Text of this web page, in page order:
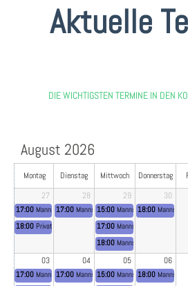
Aktuelle
DIE WICHTIGSTEN TERMINE IN DEN
August 2026
Montag Dienstag Mittwoch Donnerstag
27
28 29 30
03 04 05 06
17:00 Mannschaftstraining Herren 65
18:00 Privates Jugendtraining
17:00 Mannschaftstraining Damen 40 I
15:00 Mannschaftstraining
17:00 Mannschaftstraining
18:00 Mannschafttraining
18:00
17:00 Mannschaftstraining Herren 65
17:00 Mannschaftstraining Damen 40 I
15:00 Mannschaftstraining
18:00